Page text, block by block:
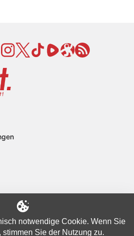
notwendige Cookie. Wenn Sie
stimmen Sie der Nutzung zu.